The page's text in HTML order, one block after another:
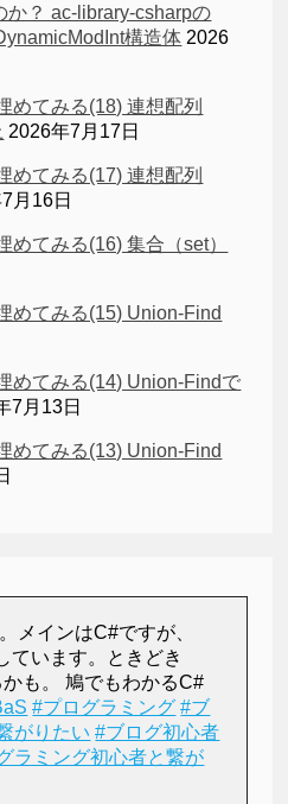
か？ ac-library-csharpの
構造体 2026
めてみる(18) 連想配列
2026年7月17日
めてみる(17) 連想配列
月16日
てみる(16) 集合（set）
めてみる(15) Union-Find
めてみる(14) Union-Findで
7月13日
めてみる(13) Union-Find
メインはC#ですが、
ています。ときどき
も。 鳩でもわかるC#
#プログラミング #ブ
がりたい #ブログ初心者
ラミング初心者と繋が